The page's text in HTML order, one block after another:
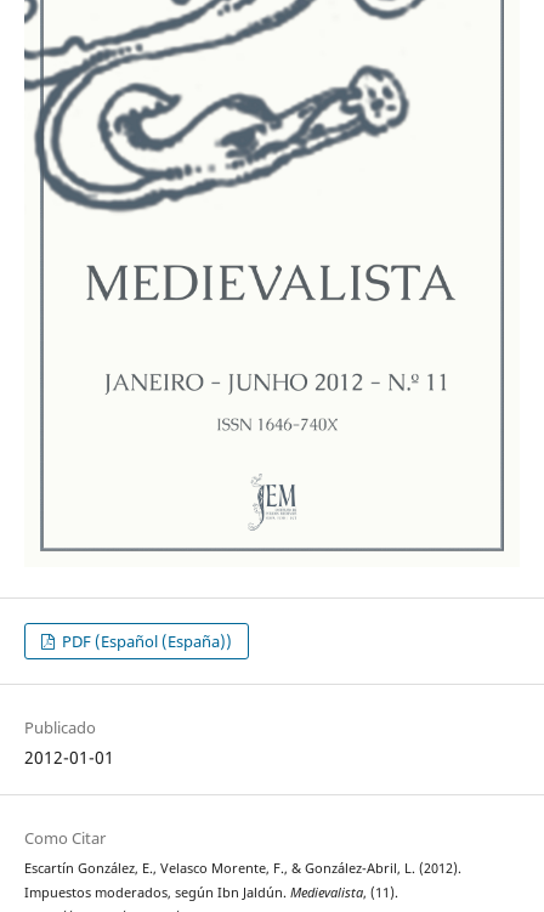
PDF (Español (España))
Publicado
2012-01-01
Como Citar
Escartín González, E., Velasco Morente, F., & González-Abril, L. (2012).
Impuestos moderados, según Ibn Jaldún. Medievalista, (11).